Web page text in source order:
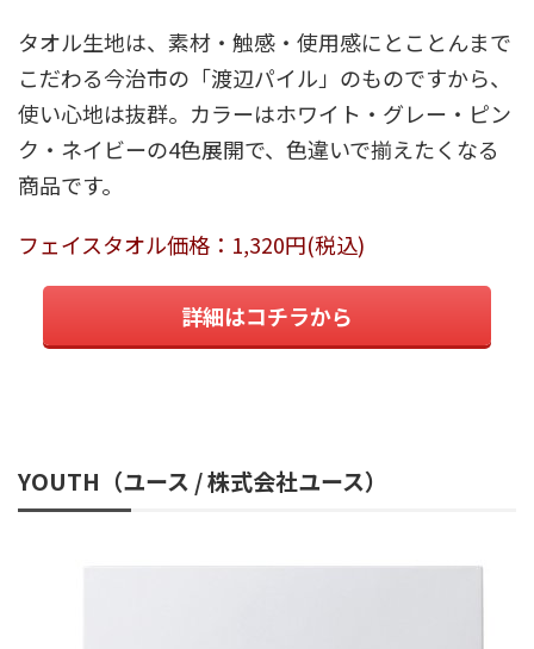
タオル生地は、素材・触感・使用感にとことんまで
こだわる今治市の「渡辺パイル」のものですから、
使い心地は抜群。カラーはホワイト・グレー・ピン
ク・ネイビーの4色展開で、色違いで揃えたくなる
商品です。
フェイスタオル価格：1,320円(税込)
詳細はコチラから
YOUTH（ユース / 株式会社ユース）